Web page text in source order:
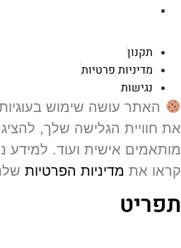
תקנון
מדיניות פרטיות
נגישות
האתר עושה שימוש בעוגיות
חוויית הגלישה שלך, להציג
אישית ועוד. למידע
אתמדיניות הפרטיותשלנו.